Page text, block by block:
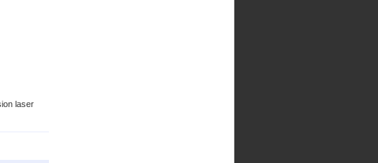
laser